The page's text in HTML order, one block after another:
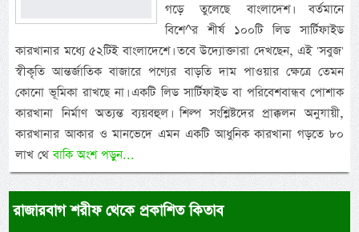
গড়ে তুলেছে বাংলাদেশ। বর্তমানে
বিশে^র শীর্ষ ১০০টি লিড সার্টিফাইড
কারখানার মধ্যে ৫২টিই বাংলাদেশে। তবে উদ্যোক্তারা দেখছেন, এই 'সবুজ'
স্বীকৃতি আন্তর্জাতিক বাজারে পণ্যের বাড়তি দাম পাওয়ার ক্ষেত্রে তেমন
কোনো ভূমিকা রাখছে না। একটি লিড সার্টিফাইড বা পরিবেশবান্ধব পোশাক
কারখানা নির্মাণ অত্যন্ত ব্যয়বহুল। শিল্প সংশ্লিষ্টদের প্রাক্কলন অনুযায়ী,
কারখানার আকার ও মানভেদে এমন একটি আধুনিক কারখানা গড়তে ৮০
লাখ থেবাকি অংশ পড়ুন...
রাজারবাগ শরীফ থেকে প্রকাশিত কিতাব